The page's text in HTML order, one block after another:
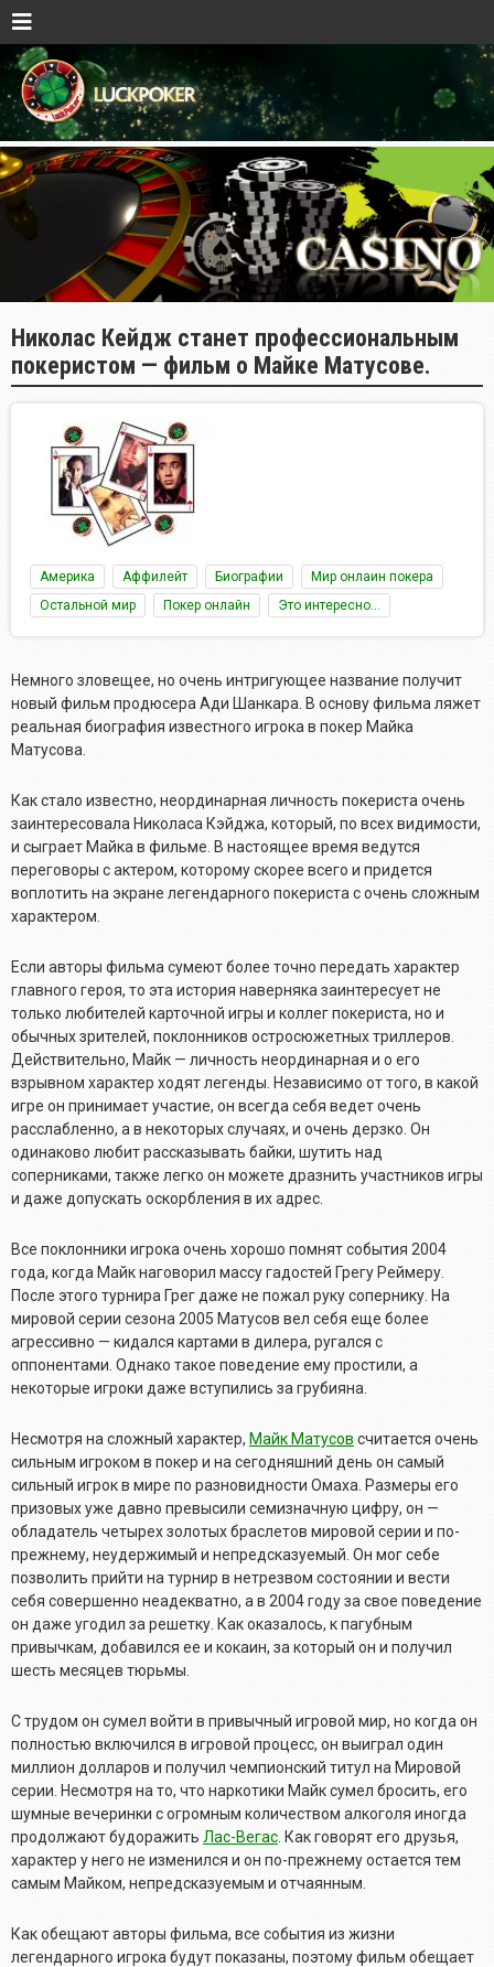
Николас Кейдж станет профессиональным
покеристом — фильм о Майке Матусове.
Америка Аффилейт Биографии
Мир онлаин покера
Остальной мир
Покер онлайн Это интересно...
Немного зловещее, но очень интригующее название получит
новый фильм продюсера Ади Шанкара. В основу фильма ляжет
реальная биография известного игрока в покер Майка
Матусова.
Как стало известно, неординарная личность покериста очень
заинтересовала Николаса Кэйджа, который, по всех видимости,
и сыграет Майка в фильме. В настоящее время ведутся
переговоры с актером, которому скорее всего и придется
воплотить на экране легендарного покериста с очень сложным
характером.
Если авторы фильма сумеют более точно передать характер
главного героя, то эта история наверняка заинтересует не
только любителей карточной игры и коллег покериста, но и
обычных зрителей, поклонников остросюжетных триллеров.
Действительно, Майк — личность неординарная и о его
взрывном характер ходят легенды. Независимо от того, в какой
игре он принимает участие, он всегда себя ведет очень
расслабленно, а в некоторых случаях, и очень дерзко. Он
одинаково любит рассказывать байки, шутить над
соперниками, также легко он можете дразнить участников игры
и даже допускать оскорбления в их адрес.
Все поклонники игрока очень хорошо помнят события 2004
года, когда Майк наговорил массу гадостей Грегу Реймеру.
После этого турнира Грег даже не пожал руку сопернику. На
мировой серии сезона 2005 Матусов вел себя еще более
агрессивно — кидался картами в дилера, ругался с
оппонентами. Однако такое поведение ему простили, а
некоторые игроки даже вступились за грубияна.
Несмотря на сложный характер, Майк Матусов считается очень
сильным игроком в покер и на сегодняшний день он самый
сильный игрок в мире по разновидности Омаха. Размеры его
призовых уже давно превысили семизначную цифру, он —
обладатель четырех золотых браслетов мировой серии и по-
прежнему, неудержимый и непредсказуемый. Он мог себе
позволить прийти на турнир в нетрезвом состоянии и вести
себя совершенно неадекватно, а в 2004 году за свое поведение
он даже угодил за решетку. Как оказалось, к пагубным
привычкам, добавился ее и кокаин, за который он и получил
шесть месяцев тюрьмы.
С трудом он сумел войти в привычный игровой мир, но когда он
полностью включился в игровой процесс, он выиграл один
миллион долларов и получил чемпионский титул на Мировой
серии. Несмотря на то, что наркотики Майк сумел бросить, его
шумные вечеринки с огромным количеством алкоголя иногда
продолжают будоражить Лас-Вегас . Как говорят его друзья,
характер у него не изменился и он по-прежнему остается тем
самым Майком, непредсказуемым и отчаянным.
Как обещают авторы фильма, все события из жизни
легендарного игрока будут показаны, поэтому фильм обещает